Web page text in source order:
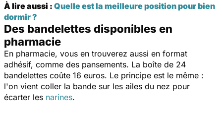
À lire aussi : Quelle est la meilleure position pour bien
dormir ?
Des bandelettes disponibles en
pharmacie
En pharmacie, vous en trouverez aussi en format
adhésif, comme des pansements. La boîte de 24
bandelettes coûte 16 euros. Le principe est le même :
l'on vient coller la bande sur les ailes du nez pour
écarter les narines.